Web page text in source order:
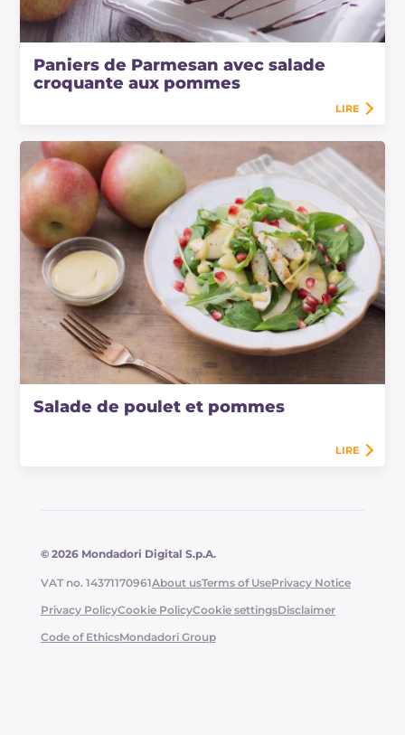
Paniers de Parmesan avec salade
croquante aux pommes
LIRE
Salade de poulet et pommes
LIRE
© 2026 Mondadori Digital S.p.A.
VAT no. 14371170961About usTerms of UsePrivacy Notice
Privacy PolicyCookie PolicyCookie settingsDisclaimer
Code of EthicsMondadori Group